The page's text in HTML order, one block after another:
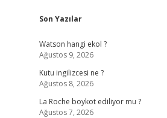
Sidebar
Son Yazılar
Watson hangi ekol ?
Ağustos 9, 2026
Kutu ingilizcesi ne ?
Ağustos 8, 2026
La Roche boykot ediliyor mu ?
Ağustos 7, 2026